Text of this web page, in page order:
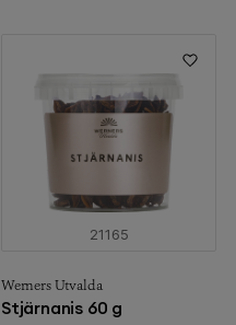
21165
Werners Utvalda
Stjärnanis 60 g